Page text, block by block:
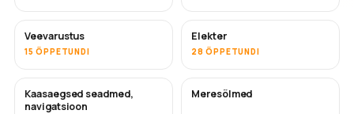
Veevarustus
15 ÕPPETUNDI
Elekter
28 ÕPPETUNDI
Kaasaegsed seadmed,
navigatsioon
Meresõlmed